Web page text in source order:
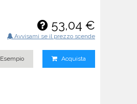
53,04 €
Avvisami se il prezzo scende
Esempio Acquista